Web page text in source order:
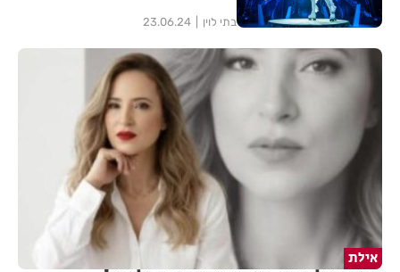
בתי לוין 23.06.24
אילת